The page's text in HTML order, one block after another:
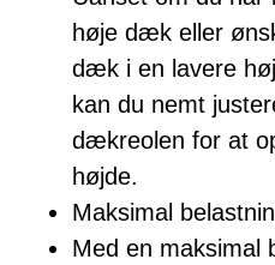
høje dæk eller
dæk i en lavere
kan du nemt
dækreolen for at
højde.
Maksimal
Med en maksimal